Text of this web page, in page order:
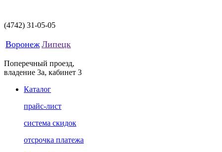
(4742) 31-05-05
Воронеж Липецк
Поперечный проезд,
владение 3а, кабинет 3
Каталог
прайс-лист
система скидок
отсрочка платежа